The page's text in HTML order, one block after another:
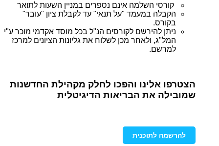
קורסי השלמה אינם נספרים במניין השעות לתואר
הקבלה במעמד "על תנאי" עד לקבלת ציון "עובר"
בקורס.
ניתן להירשם לקורסים הנ"ל בכל מוסד אקדמי מוכר ע"י
המל"ג, ולאחר מכן לשלוח את גליונות הציונים למרכז
למרשם.
הצטרפו אלינו והפכו לחלק מקהילת החדשנות
שמובילה את הבריאות הדיגיטלית
להרשמה לתוכנית